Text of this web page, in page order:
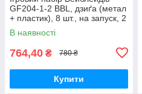
GF204-1-2 BBL, дзиґа (метал
+ пластик), 8 шт., на запуск, 2
типи, валіза/яскраво-
червоний
В наявності
764,40 ₴ 780 ₴
Купити